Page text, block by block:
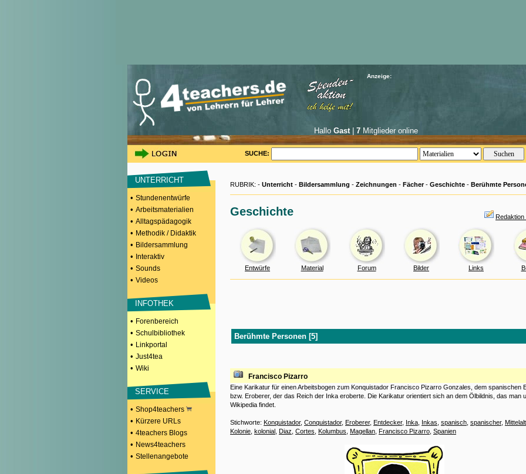
Anzeige:
Hallo Gast| 7Mitglieder online
SUCHE:
UNTERRICHT
• Stundenentwürfe
• Arbeitsmaterialien
• Alltagspädagogik
• Methodik / Didaktik
• Bildersammlung
• Interaktiv
• Sounds
• Videos
INFOTHEK
• Forenbereich
• Schulbibliothek
• Linkportal
• Just4tea
• Wiki
SERVICE
• Shop4teachers
• Kürzere URLs
• 4teachers Blogs
• News4teachers
• Stellenangebote
RUBRIK: - Unterricht - Bildersammlung - Zeichnungen - Fächer- Geschichte - Berühmte
Geschichte
Entwürfe Material Forum Bilder Links
Berühmte Personen [5]
Francisco Pizarro
Eine Karikatur für einen Arbeitsbogen zum Konquistador Francisco Pizarro Gonzales, dem spanischen
bzw. Eroberer, der das Reich der Inka eroberte. Die Karikatur orientiert sich an dem Ölbildnis, das man
Wikipedia findet.
Stichworte: Konquistador, Conquistador, Eroberer, Entdecker, Inka Inkas spanisch spanischer,
Kolonie kolonial Diaz Cortes Kolumbus Magellan Francisco Pizarro Spanien